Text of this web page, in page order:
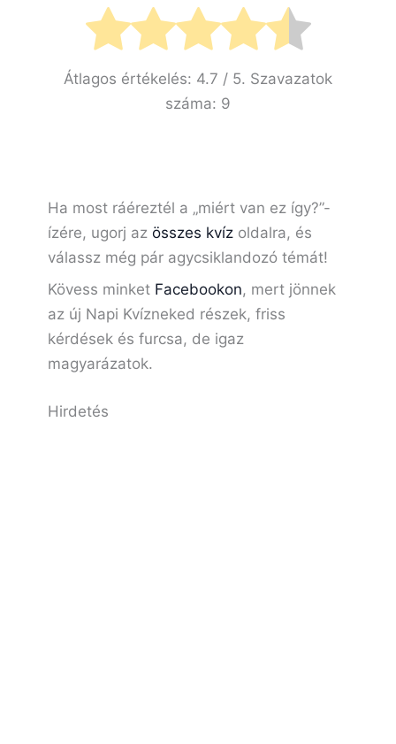
Átlagos értékelés: 4.7 / 5. Szavazatok
száma: 9
Ha most ráéreztél a „miért van ez így?”-
ízére, ugorj az összes kvíz oldalra, és
válassz még pár agycsiklandozó témát!
Kövess minket Facebookon, mert jönnek
az új Napi Kvízneked részek, friss
kérdések és furcsa, de igaz
magyarázatok.
Hirdetés